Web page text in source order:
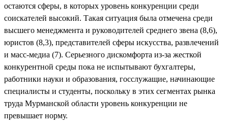
остаются сферы, в которых уровень конкуренции среди
соискателей высокий. Такая ситуация была отмечена среди
высшего менеджмента и руководителей среднего звена (8,6),
юристов (8,3), представителей сферы искусства, развлечений
и масс-медиа (7). Серьезного дискомфорта из-за жесткой
конкурентной среды пока не испытывают бухгалтеры,
работники науки и образования, госслужащие, начинающие
специалисты и студенты, поскольку в этих сегментах рынка
труда Мурманской области уровень конкуренции не
превышает норму.